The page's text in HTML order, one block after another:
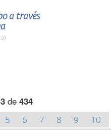
a través
de 434
5 6 7 8 9
10